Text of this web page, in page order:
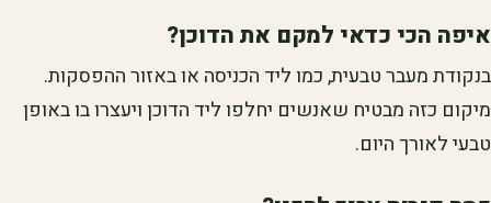
איפה הכי כדאי למקם את הדוכן?
בנקודת מעבר טבעית, כמו ליד הכניסה או באזור ההפסקות.
מיקום כזה מבטיח שאנשים יחלפו ליד הדוכן ויעצרו בו באופן
טבעי לאורך היום.